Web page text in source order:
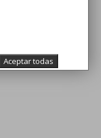
Aceptar todas